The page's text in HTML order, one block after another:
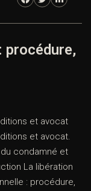
et avocat
et avocat.
condamné et
La libération
: procédure,